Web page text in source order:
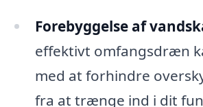
Forebyggelse af
effektivt omfangsdræn
med at forhindre
fra at trænge ind i dit